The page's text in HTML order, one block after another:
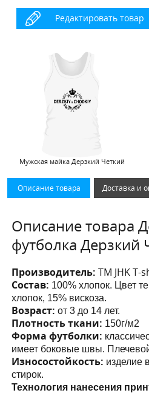
Редактировать товар
Мужская майка Дерзкий Четкий
Описание товара Доставка и
Описание товара
футболка Дерзкий
Производитель:ТМ JHK T-
Состав: 100% хлопок. Цвет
хлопок, 15% вискоза.
Возраст: от 3 до 14 лет.
Плотность ткани: 150г/м2
Форма футболки:
имеет боковые швы.
Износостойкость: изделие
стирок.
Технология нанесения